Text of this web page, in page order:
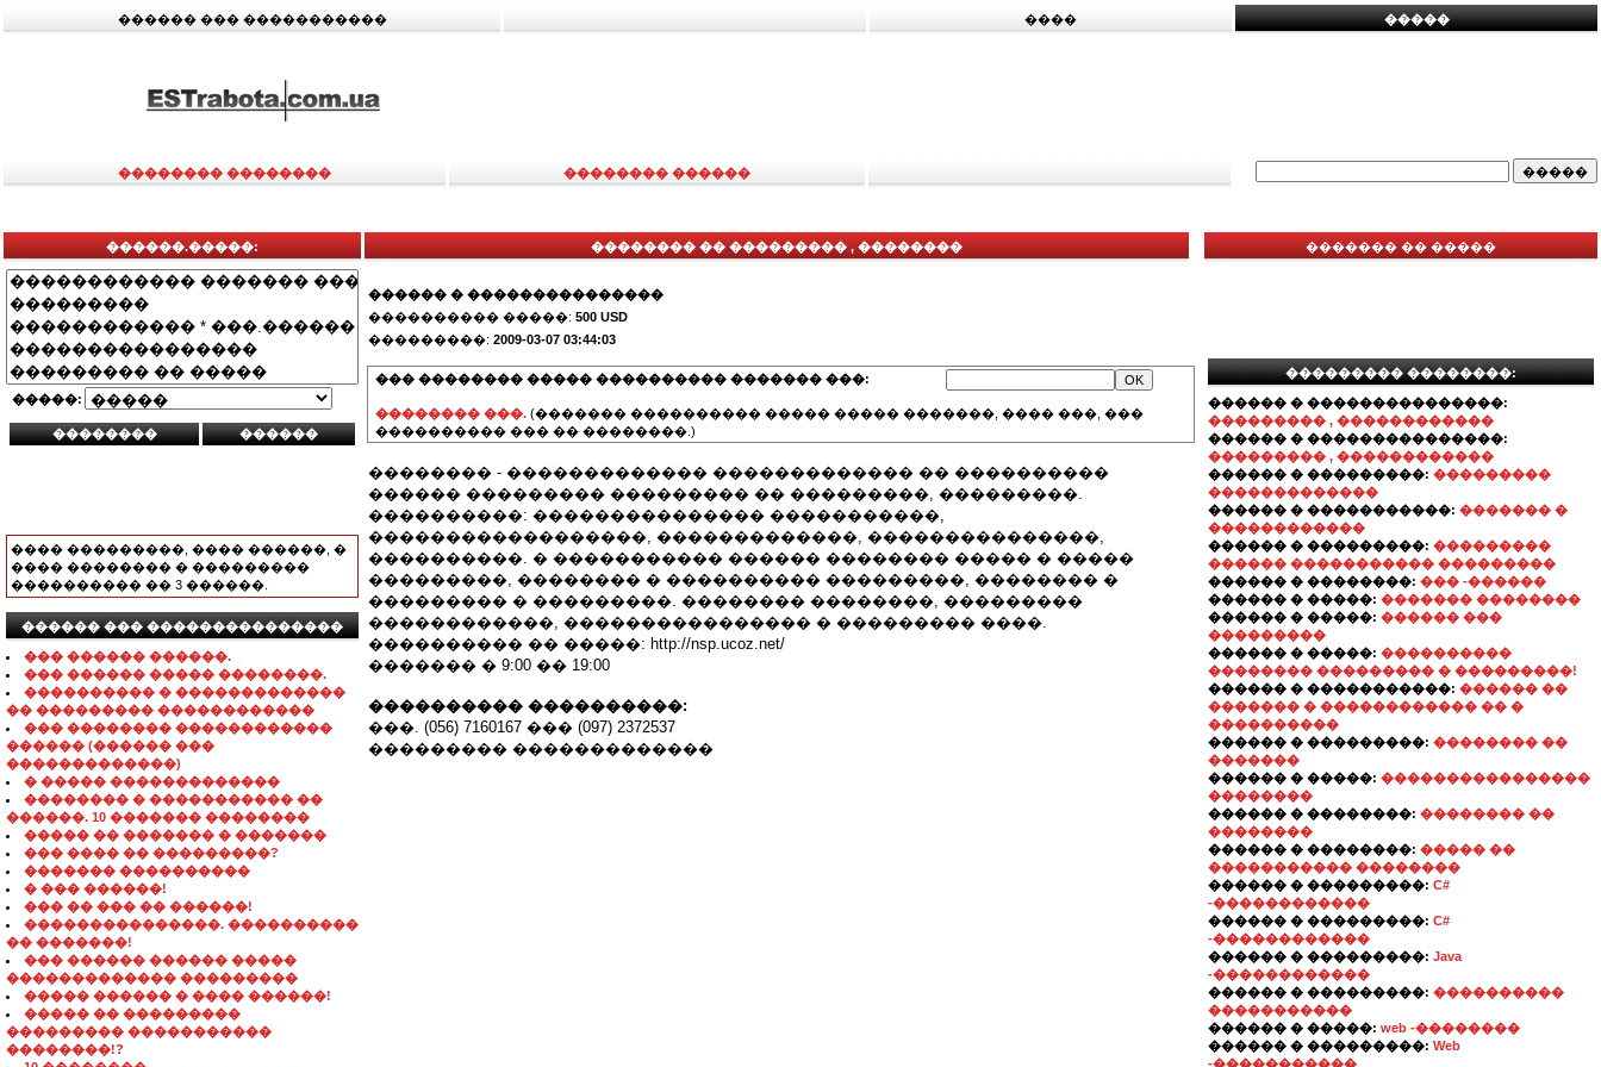
������ ��� ����������� ���� �����
�������� �������� �������� ������
������.�����:
�����:
���� ���������, ���� ������, �
���� �������� � ���������
���������� �� 3 ������.
������ ��� ���������������
��� ������ ������.
��� ������ ����� ��������.
���������� � �������������
�� ��������� ������������
��� �������� ������������
������ (������ ���
�������������)
� ����� �������������
�������� � ����������� ��
������. 10 ������� ��������
����� �� ������� � �������
��� ���� �� ���������?
������� ����������
� ��� ������!
��� �� ��� �� ������!
���������������. ����������
�� �������!
��� ������ ������ �����
������������� ���������
����� ������ � ���� ������!
����� �� ���������
��������� �����������
��������!?
�������� �� ��������� , ��������
������ � ���������������
���������� �����: 500 USD
���������: 2009-03-07 03:44:03
��� �������� ����� ���������� ������� ���:
�������� ���. (������� ���������� ����� ����� �������, ���� ���, ���
���������� ��� �� ��������.)
�������� - ������������� ������������� �� ����������
������ ��������� ��������� �� ���������, ���������.
����������: ��������������� �����������,
������������������, �������������, ���������������,
����������. � ����������� ������ �������� ����� � �����
���������, �������� � ���������� ���������, �������� �
��������� � ���������. �������� ��������, ���������
������������, ���������������� � ��������� ����.
���������� �� �����: http://nsp.ucoz.net/
������� � 9:00 �� 19:00
���������� ����������:
���. (056) 7160167 ��� (097) 2372537
��������� �������������
������� �� �����
��������� ��������:
������ � ���������������:
��������� , ������������
������ � ���������������:
��������� , ������������
������ � ���������: ���������
�������������
������ � �����������: ������� �
������������
������ � ���������: ���������
������ ����������� ���������
������ � ��������: ��� -������
������ � �����: ������� ��������
������ � �����: ������ ���
���������
������ � �����: ����������
�������� ��������� � ���������!
������ � �����������: ������ ��
������� � ������������ �� �
����������
������ � ���������: �������� ��
�������
������ � �����: ����������������
��������
������ � ��������: �������� ��
��������
������ � ��������: ����� ��
����������� ��������
������ � ���������: C#
-������������
������ � ���������: C#
-������������
������ � ���������: Java
-������������
������ � ���������: ����������
�����������
������ � �����: web -��������
������ � ���������: Web
-�����������